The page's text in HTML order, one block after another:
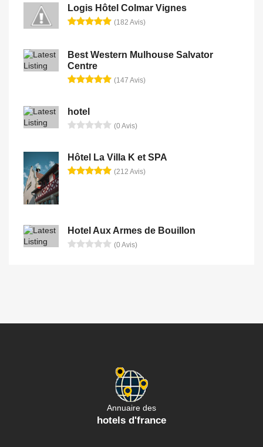
Logis Hôtel Colmar Vignes
(182 Avis)
Best Western Mulhouse Salvator
Centre
(147 Avis)
hotel
(0 Avis)
Hôtel La Villa K et SPA
(212 Avis)
Hotel Aux Armes de Bouillon
(0 Avis)
Annuaire des
hotels d'france